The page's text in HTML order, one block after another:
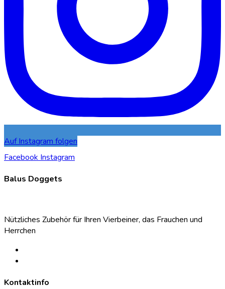
Auf Instagram folgen
Facebook Instagram
Balus Doggets
Nützliches Zubehör für Ihren Vierbeiner, das Frauchen und
Herrchen
Kontaktinfo